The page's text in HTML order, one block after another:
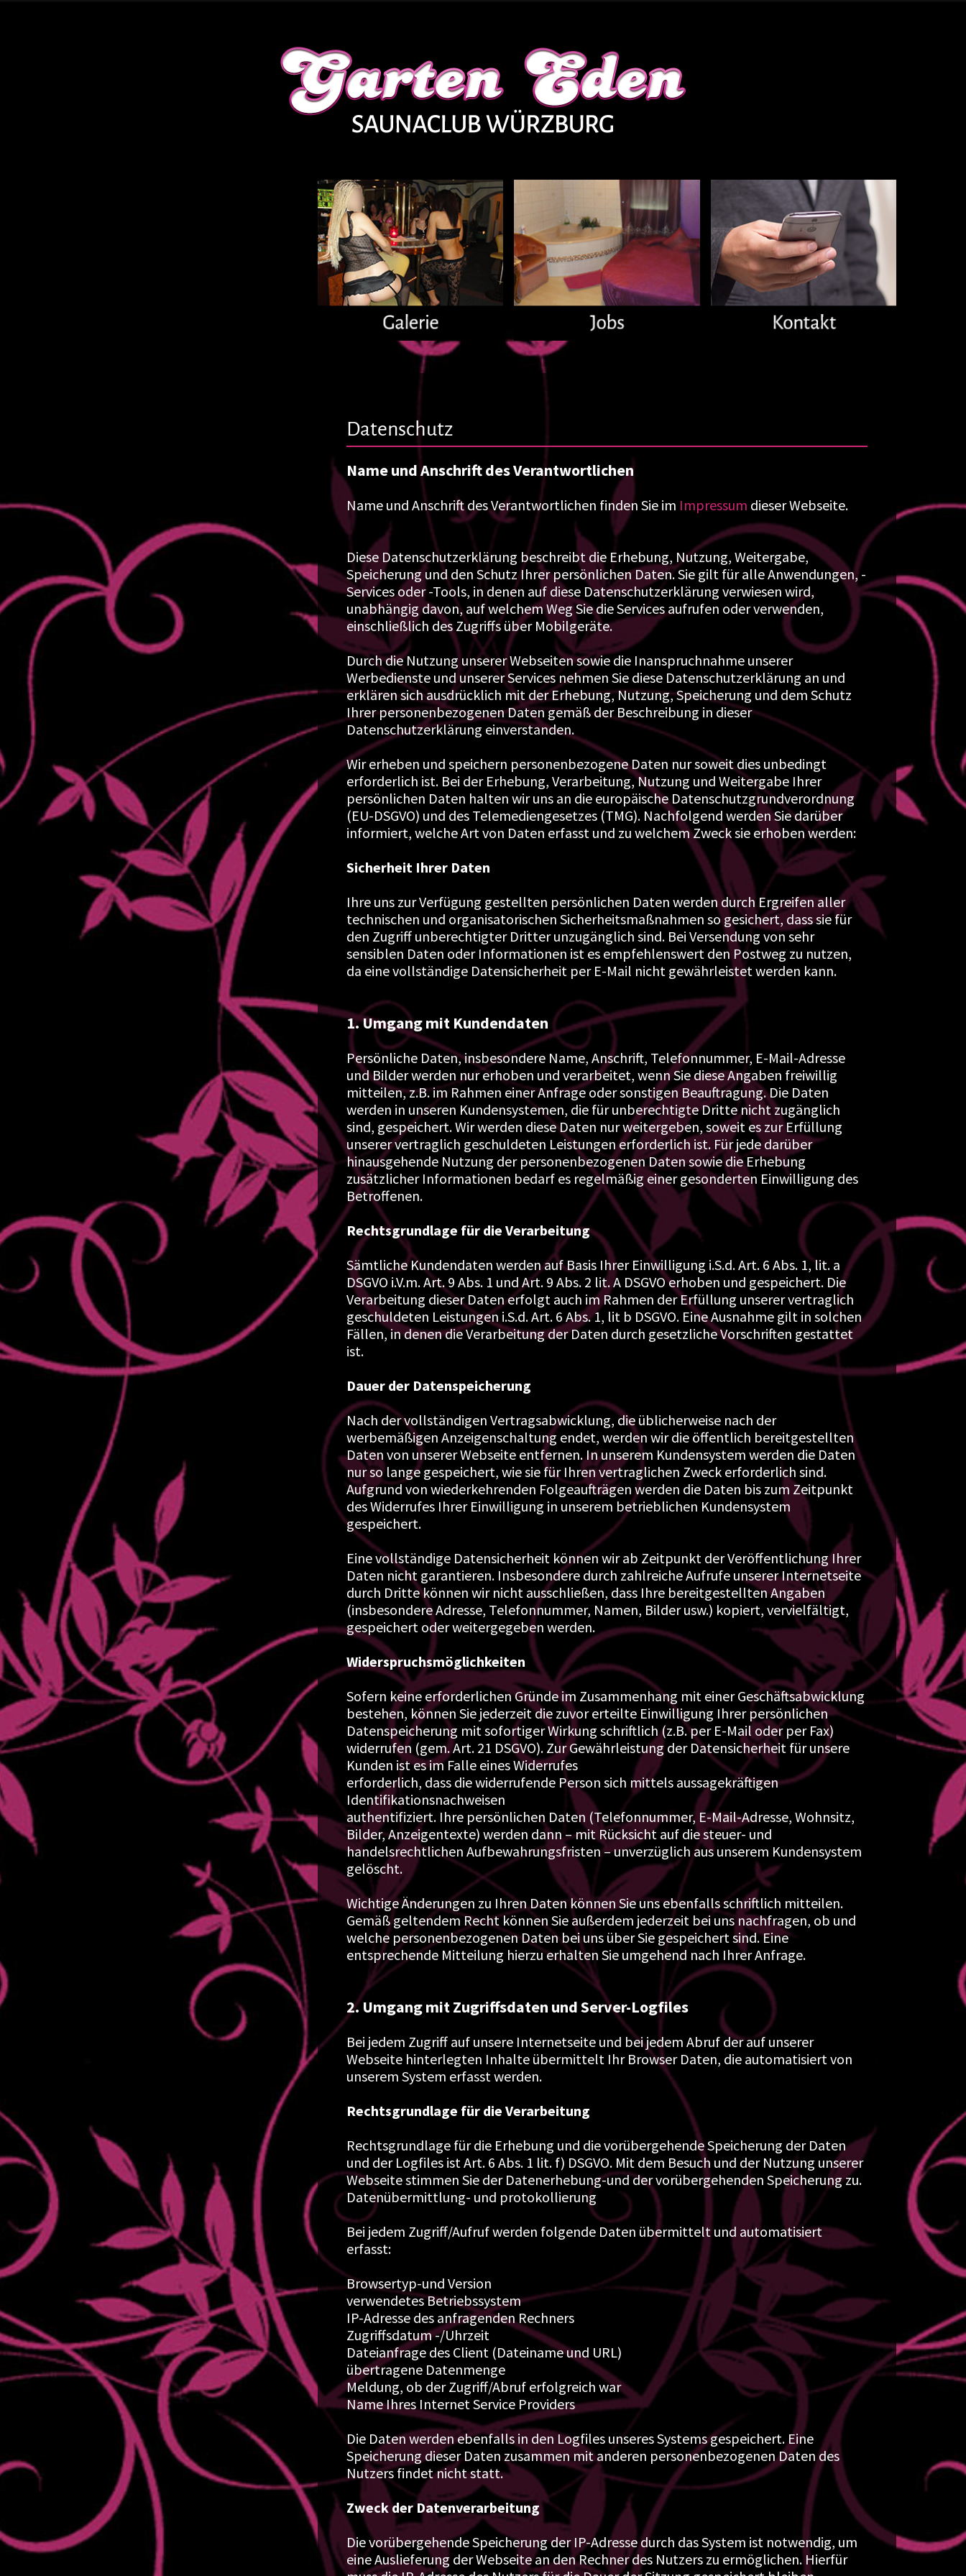
Datenschutz
Name und Anschrift des Verantwortlichen
Name und Anschrift des Verantwortlichen finden Sie im Impressum dieser Webseite.
Diese Datenschutzerklärung beschreibt die Erhebung, Nutzung, Weitergabe,
Speicherung und den Schutz Ihrer persönlichen Daten. Sie gilt für alle Anwendungen, -
Services oder -Tools, in denen auf diese Datenschutzerklärung verwiesen wird,
unabhängig davon, auf welchem Weg Sie die Services aufrufen oder verwenden,
einschließlich des Zugriffs über Mobilgeräte.
Durch die Nutzung unserer Webseiten sowie die Inanspruchnahme unserer
Werbedienste und unserer Services nehmen Sie diese Datenschutzerklärung an und
erklären sich ausdrücklich mit der Erhebung, Nutzung, Speicherung und dem Schutz
Ihrer personenbezogenen Daten gemäß der Beschreibung in dieser
Datenschutzerklärung einverstanden.
Wir erheben und speichern personenbezogene Daten nur soweit dies unbedingt
erforderlich ist. Bei der Erhebung, Verarbeitung, Nutzung und Weitergabe Ihrer
persönlichen Daten halten wir uns an die europäische Datenschutzgrundverordnung
(EU-DSGVO) und des Telemediengesetzes (TMG). Nachfolgend werden Sie darüber
informiert, welche Art von Daten erfasst und zu welchem Zweck sie erhoben werden:
Sicherheit Ihrer Daten
Ihre uns zur Verfügung gestellten persönlichen Daten werden durch Ergreifen aller
technischen und organisatorischen Sicherheitsmaßnahmen so gesichert, dass sie für
den Zugriff unberechtigter Dritter unzugänglich sind. Bei Versendung von sehr
sensiblen Daten oder Informationen ist es empfehlenswert den Postweg zu nutzen,
da eine vollständige Datensicherheit per E-Mail nicht gewährleistet werden kann.
1. Umgang mit Kundendaten
Persönliche Daten, insbesondere Name, Anschrift, Telefonnummer, E-Mail-Adresse
und Bilder werden nur erhoben und verarbeitet, wenn Sie diese Angaben freiwillig
mitteilen, z.B. im Rahmen einer Anfrage oder sonstigen Beauftragung. Die Daten
werden in unseren Kundensystemen, die für unberechtigte Dritte nicht zugänglich
sind, gespeichert. Wir werden diese Daten nur weitergeben, soweit es zur Erfüllung
unserer vertraglich geschuldeten Leistungen erforderlich ist. Für jede darüber
hinausgehende Nutzung der personenbezogenen Daten sowie die Erhebung
zusätzlicher Informationen bedarf es regelmäßig einer gesonderten Einwilligung des
Betroffenen.
Rechtsgrundlage für die Verarbeitung
Sämtliche Kundendaten werden auf Basis Ihrer Einwilligung i.S.d. Art. 6 Abs. 1, lit. a
DSGVO i.V.m. Art. 9 Abs. 1 und Art. 9 Abs. 2 lit. A DSGVO erhoben und gespeichert. Die
Verarbeitung dieser Daten erfolgt auch im Rahmen der Erfüllung unserer vertraglich
geschuldeten Leistungen i.S.d. Art. 6 Abs. 1, lit b DSGVO. Eine Ausnahme gilt in solchen
Fällen, in denen die Verarbeitung der Daten durch gesetzliche Vorschriften gestattet
ist.
Dauer der Datenspeicherung
Nach der vollständigen Vertragsabwicklung, die üblicherweise nach der
werbemäßigen Anzeigenschaltung endet, werden wir die öffentlich bereitgestellten
Daten von unserer Webseite entfernen. In unserem Kundensystem werden die Daten
nur so lange gespeichert, wie sie für Ihren vertraglichen Zweck erforderlich sind.
Aufgrund von wiederkehrenden Folgeaufträgen werden die Daten bis zum Zeitpunkt
des Widerrufes Ihrer Einwilligung in unserem betrieblichen Kundensystem
gespeichert.
Eine vollständige Datensicherheit können wir ab Zeitpunkt der Veröffentlichung Ihrer
Daten nicht garantieren. Insbesondere durch zahlreiche Aufrufe unserer Internetseite
durch Dritte können wir nicht ausschließen, dass Ihre bereitgestellten Angaben
(insbesondere Adresse, Telefonnummer, Namen, Bilder usw.) kopiert, vervielfältigt,
gespeichert oder weitergegeben werden.
Widerspruchsmöglichkeiten
Sofern keine erforderlichen Gründe im Zusammenhang mit einer Geschäftsabwicklung
bestehen, können Sie jederzeit die zuvor erteilte Einwilligung Ihrer persönlichen
Datenspeicherung mit sofortiger Wirkung schriftlich (z.B. per E-Mail oder per Fax)
widerrufen (gem. Art. 21 DSGVO). Zur Gewährleistung der Datensicherheit für unsere
Kunden ist es im Falle eines Widerrufes
erforderlich, dass die widerrufende Person sich mittels aussagekräftigen
Identifikationsnachweisen
authentifiziert. Ihre persönlichen Daten (Telefonnummer, E-Mail-Adresse, Wohnsitz,
Bilder, Anzeigentexte) werden dann – mit Rücksicht auf die steuer- und
handelsrechtlichen Aufbewahrungsfristen – unverzüglich aus unserem Kundensystem
gelöscht.
Wichtige Änderungen zu Ihren Daten können Sie uns ebenfalls schriftlich mitteilen.
Gemäß geltendem Recht können Sie außerdem jederzeit bei uns nachfragen, ob und
welche personenbezogenen Daten bei uns über Sie gespeichert sind. Eine
entsprechende Mitteilung hierzu erhalten Sie umgehend nach Ihrer Anfrage.
2. Umgang mit Zugriffsdaten und Server-Logfiles
Bei jedem Zugriff auf unsere Internetseite und bei jedem Abruf der auf unserer
Webseite hinterlegten Inhalte übermittelt Ihr Browser Daten, die automatisiert von
unserem System erfasst werden.
Rechtsgrundlage für die Verarbeitung
Rechtsgrundlage für die Erhebung und die vorübergehende Speicherung der Daten
und der Logfiles ist Art. 6 Abs. 1 lit. f) DSGVO. Mit dem Besuch und der Nutzung unserer
Webseite stimmen Sie der Datenerhebung-und der vorübergehenden Speicherung zu.
Datenübermittlung- und protokollierung
Bei jedem Zugriff/Aufruf werden folgende Daten übermittelt und automatisiert
erfasst:
Browsertyp-und Version
verwendetes Betriebssystem
IP-Adresse des anfragenden Rechners
Zugriffsdatum -/Uhrzeit
Dateianfrage des Client (Dateiname und URL)
übertragene Datenmenge
Meldung, ob der Zugriff/Abruf erfolgreich war
Name Ihres Internet Service Providers
Die Daten werden ebenfalls in den Logfiles unseres Systems gespeichert. Eine
Speicherung dieser Daten zusammen mit anderen personenbezogenen Daten des
Nutzers findet nicht statt.
Zweck der Datenverarbeitung
Die vorübergehende Speicherung der IP-Adresse durch das System ist notwendig, um
eine Auslieferung der Webseite an den Rechner des Nutzers zu ermöglichen. Hierfür